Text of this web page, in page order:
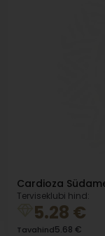
südame- ja
Meie valikust
sisaldavad
Tutvu valikuga
kehtibLuxador
Cardioza
Terviseklubi hind:
5.28 €
Tavahind5.68 €